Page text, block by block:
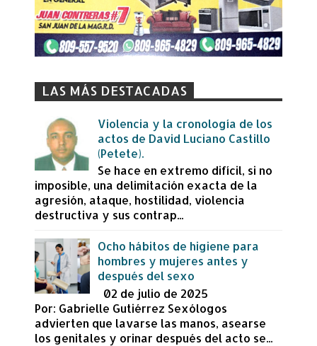
LAS MÁS DESTACADAS
Violencia y la cronología de los
actos de David Luciano Castillo
(Petete).
Se hace en extremo difícil, si no
imposible, una delimitación exacta de la
agresión, ataque, hostilidad, violencia
destructiva y sus contrap...
Ocho hábitos de higiene para
hombres y mujeres antes y
después del sexo
02 de julio de 2025
Por: Gabrielle Gutiérrez Sexólogos
advierten que lavarse las manos, asearse
los genitales y orinar después del acto se...